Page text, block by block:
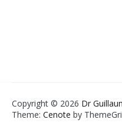
Copyright © 2026 Dr
Theme: Cenote by